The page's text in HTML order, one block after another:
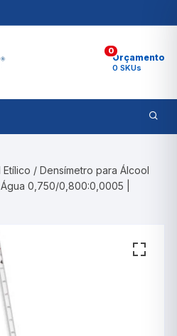
0
Orçamento
0 SKUs
Etílico / Densímetro para Álcool
0,750/0,800:0,0005 |